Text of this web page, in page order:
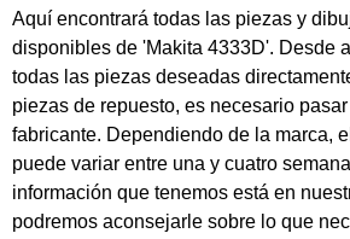
Aquí encontrará todas las piezas y
disponibles de 'Makita 4333D'. Desde
todas las piezas deseadas
piezas de repuesto, es necesario pasar
fabricante. Dependiendo de la marca,
puede variar entre una y cuatro
información que tenemos está en
podremos aconsejarle sobre lo que